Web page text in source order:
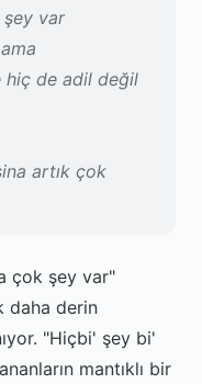
şey var
hiç de adil değil
artık çok
çok şey var"
daha derin
"Hiçbi' şey bi'
mantıklı bir